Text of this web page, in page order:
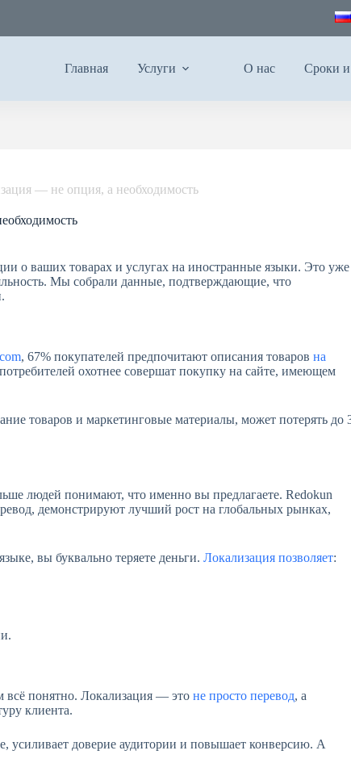
Главная Услуги О нас Сроки и
— не опция, а необходимость
о ваших товарах и услугах на иностранные языки. Это уже
Мы собрали данные, подтверждающие, что
, 67% покупателей предпочитают описания товаров на
охотнее совершат покупку на сайте, имеющем
товаров и маркетинговые материалы, может потерять до
людей понимают, что именно вы предлагаете. Redokun
демонстрируют лучший рост на глобальных рынках,
вы буквально теряете деньги. Локализация позволяет:
всё понятно. Локализация — это не просто перевод, а
клиента.
усиливает доверие аудитории и повышает конверсию. А